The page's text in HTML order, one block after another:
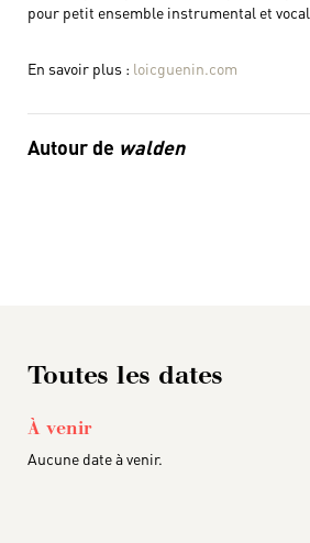
pour petit ensemble instrumental et vocal
En savoir plus : loicguenin.com
Autour de walden
Toutes les dates
À venir
Aucune date à venir.